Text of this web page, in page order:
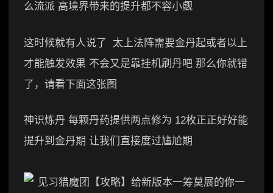
么流派 高境界带来的提升都不容小觑
这时候就有人说了 太上法阵需要金丹起或者以上
才能触发效果 不会又是靠挂机刷丹吧 那么你就错
了，请看下面这张图
神识炼丹 每颗丹药提供两点修为 12枚正正好好能
提升到金丹期 让我们直接度过尴尬期